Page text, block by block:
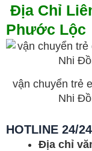
Địa Chỉ
Phước Lộc
vận chuyển trẻ
Nhi
HOTLINE 24/
Địa chỉ